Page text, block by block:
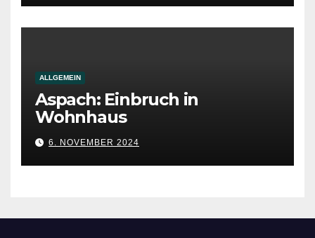
ALLGEMEIN
Aspach: Einbruch in
Wohnhaus
6. NOVEMBER 2024